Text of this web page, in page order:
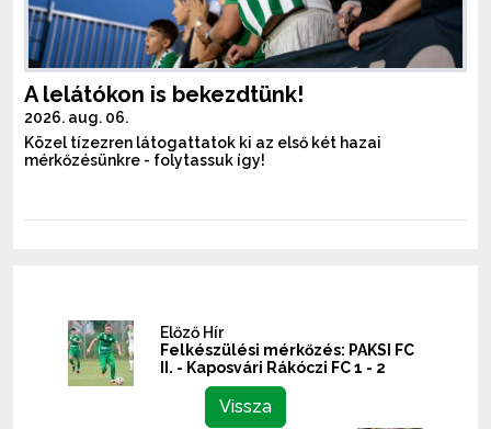
A lelátókon is bekezdtünk!
2026. aug. 06.
Közel tízezren látogattatok ki az első két hazai
mérkőzésünkre - folytassuk így!
Előző Hír
Felkészülési mérkőzés: PAKSI FC
II. - Kaposvári Rákóczi FC 1 - 2
Vissza